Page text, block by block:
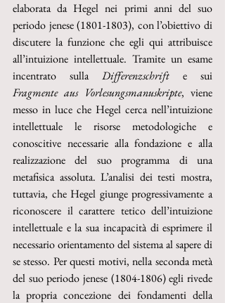
elaborata da Hegel nei primi anni del suo
periodo jenese (1801-1803), con l’obiettivo di
discutere la funzione che egli qui attribuisce
all’intuizione intellettuale. Tramite un esame
incentrato sulla Differenzschrift
Fragmente aus Vorlesungsmanuskripte, viene
messo in luce che Hegel cerca nell’intuizione
intellettuale le risorse metodologiche e
conoscitive necessarie alla fondazione e alla
realizzazione del suo programma di una
metafisica assoluta. L’analisi dei testi mostra,
tuttavia, che Hegel giunge progressivamente a
riconoscere il carattere tetico dell’intuizione
intellettuale e la sua incapacità di esprimere il
necessario orientamento del sistema al sapere di
se stesso. Per questi motivi, nella seconda metà
del suo periodo jenese (1804-1806) egli rivede
la propria concezione dei fondamenti della